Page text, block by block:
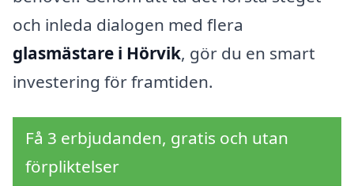
och inleda dialogen med flera
glasmästare i Hörvik, gör du en smart
investering för framtiden.
Få 3 erbjudanden, gratis och utan
förpliktelser